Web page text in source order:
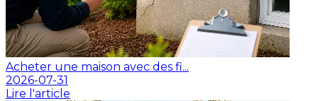
Acheter une maison avec des fi...
2026-07-31
Lire l'article